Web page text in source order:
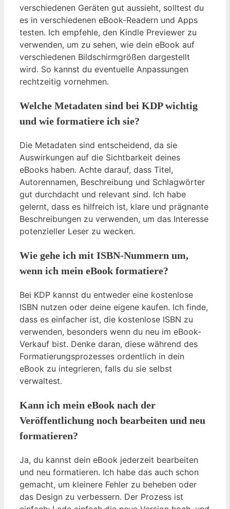
verschiedenen Geräten gut aussieht, solltest du
es in verschiedenen eBook-Readern und Apps
testen. Ich empfehle, den Kindle Previewer zu
verwenden, um zu sehen, wie dein eBook auf
verschiedenen Bildschirmgrößen dargestellt
wird. So kannst du eventuelle Anpassungen
rechtzeitig vornehmen.
Welche Metadaten sind bei KDP wichtig
und wie formatiere ich sie?
Die Metadaten sind entscheidend, da sie
Auswirkungen auf die Sichtbarkeit deines
eBooks haben. Achte darauf, dass Titel,
Autorennamen, Beschreibung und Schlagwörter
gut durchdacht und relevant sind. Ich habe
gelernt, dass es hilfreich ist, klare und prägnante
Beschreibungen zu verwenden, um das Interesse
potenzieller Leser zu wecken.
Wie gehe ich mit ISBN-Nummern um,
wenn ich mein eBook formatiere?
Bei KDP kannst du entweder eine kostenlose
ISBN nutzen oder deine eigene kaufen. Ich finde,
dass es einfacher ist, die kostenlose ISBN zu
verwenden, besonders wenn du neu im eBook-
Verkauf bist. Denke daran, diese während des
Formatierungsprozesses ordentlich in dein
eBook zu integrieren, falls du sie selbst
verwaltest.
Kann ich mein eBook nach der
Veröffentlichung noch bearbeiten und neu
formatieren?
Ja, du kannst dein eBook jederzeit bearbeiten
und neu formatieren. Ich habe das auch schon
gemacht, um kleinere Fehler zu beheben oder
das Design zu verbessern. Der Prozess ist